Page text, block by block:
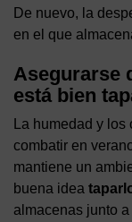
De nuevo, la
en el que
Asegurarse
está bien
La humedad y
combatir en
mantiene un
buena idea
almacenas junto